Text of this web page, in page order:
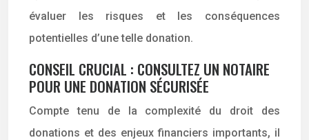
évaluer les risques et les conséquences
potentielles d’une telle donation.
CONSEIL CRUCIAL : CONSULTEZ UN NOTAIRE
POUR UNE DONATION SÉCURISÉE
Compte tenu de la complexité du droit des
donations et des enjeux financiers importants, il